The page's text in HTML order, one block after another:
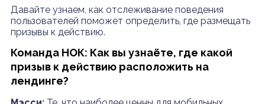
Давайте узнаем, как отслеживание поведения
пользователей поможет определить, где размещать
призывы к действию.
Команда НОК: Как вы узнаёте, где какой
призыв к действию расположить на
лендинге?